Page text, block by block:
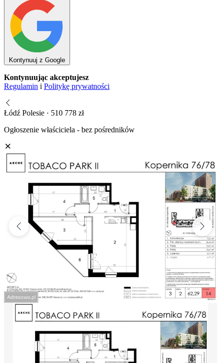
Kontynuuj z Google
Kontynuując akceptujesz
Regulamin i Politykę prywatności
Łódź Polesie · 510 778 zł
Ogłoszenie właściciela - bez pośredników